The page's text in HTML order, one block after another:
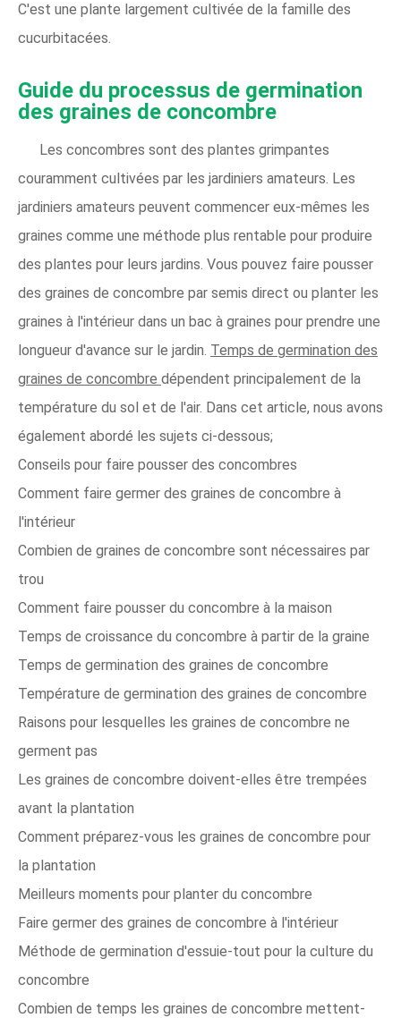
C'est une plante largement cultivée de la famille des
cucurbitacées.
Guide du processus de germination
des graines de concombre
Les concombres sont des plantes grimpantes
couramment cultivées par les jardiniers amateurs. Les
jardiniers amateurs peuvent commencer eux-mêmes les
graines comme une méthode plus rentable pour produire
des plantes pour leurs jardins. Vous pouvez faire pousser
des graines de concombre par semis direct ou planter les
graines à l'intérieur dans un bac à graines pour prendre une
longueur d'avance sur le jardin. Temps de germination des
graines de concombre dépendent principalement de la
température du sol et de l'air. Dans cet article, nous avons
également abordé les sujets ci-dessous;
Conseils pour faire pousser des concombres
Comment faire germer des graines de concombre à
l'intérieur
Combien de graines de concombre sont nécessaires par
trou
Comment faire pousser du concombre à la maison
Temps de croissance du concombre à partir de la graine
Temps de germination des graines de concombre
Température de germination des graines de concombre
Raisons pour lesquelles les graines de concombre ne
germent pas
Les graines de concombre doivent-elles être trempées
avant la plantation
Comment préparez-vous les graines de concombre pour
la plantation
Meilleurs moments pour planter du concombre
Faire germer des graines de concombre à l'intérieur
Méthode de germination d'essuie-tout pour la culture du
concombre
Combien de temps les graines de concombre mettent-